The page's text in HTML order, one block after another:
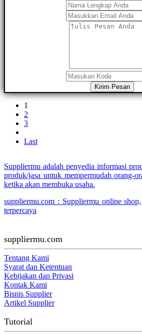
Kirim Pesan
1
2
3
Last
Suppliermu adalah penyedia informasi
produk/jasa untuk mempermudah orang-
ketika akan membuka usaha.
suppliermu.com : Suppliermu online
terpercaya
suppliermu.com
Tentang Kami
Syarat dan Ketentuan
Kebijakan dan Privasi
Kontak Kami
Bisnis Supplier
Artikel Supplier
Tutorial